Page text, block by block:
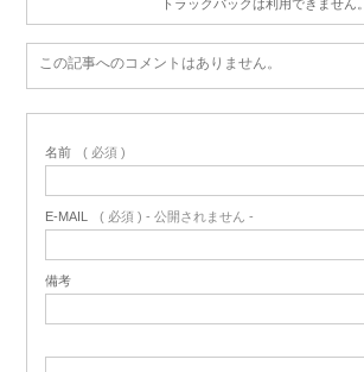
トラックバックは利用できません。
この記事へのコメントはありません。
名前 ( 必須 )
E-MAIL ( 必須 ) - 公開されません -
備考